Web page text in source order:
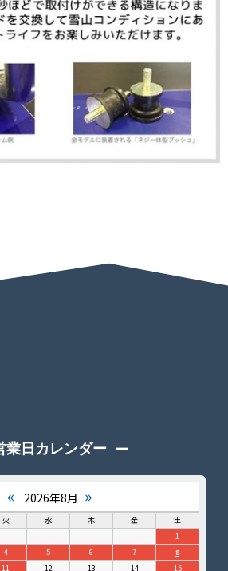
業日カレンダー
« 2026年8月 »
火 水 木 金
土
1
4 5 6 7
8
11 12 13 14
15